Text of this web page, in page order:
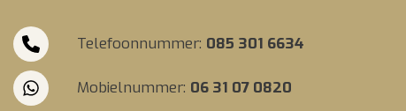
Telefoonnummer: 085 301 6634
Mobielnummer: 06 31 07 0820